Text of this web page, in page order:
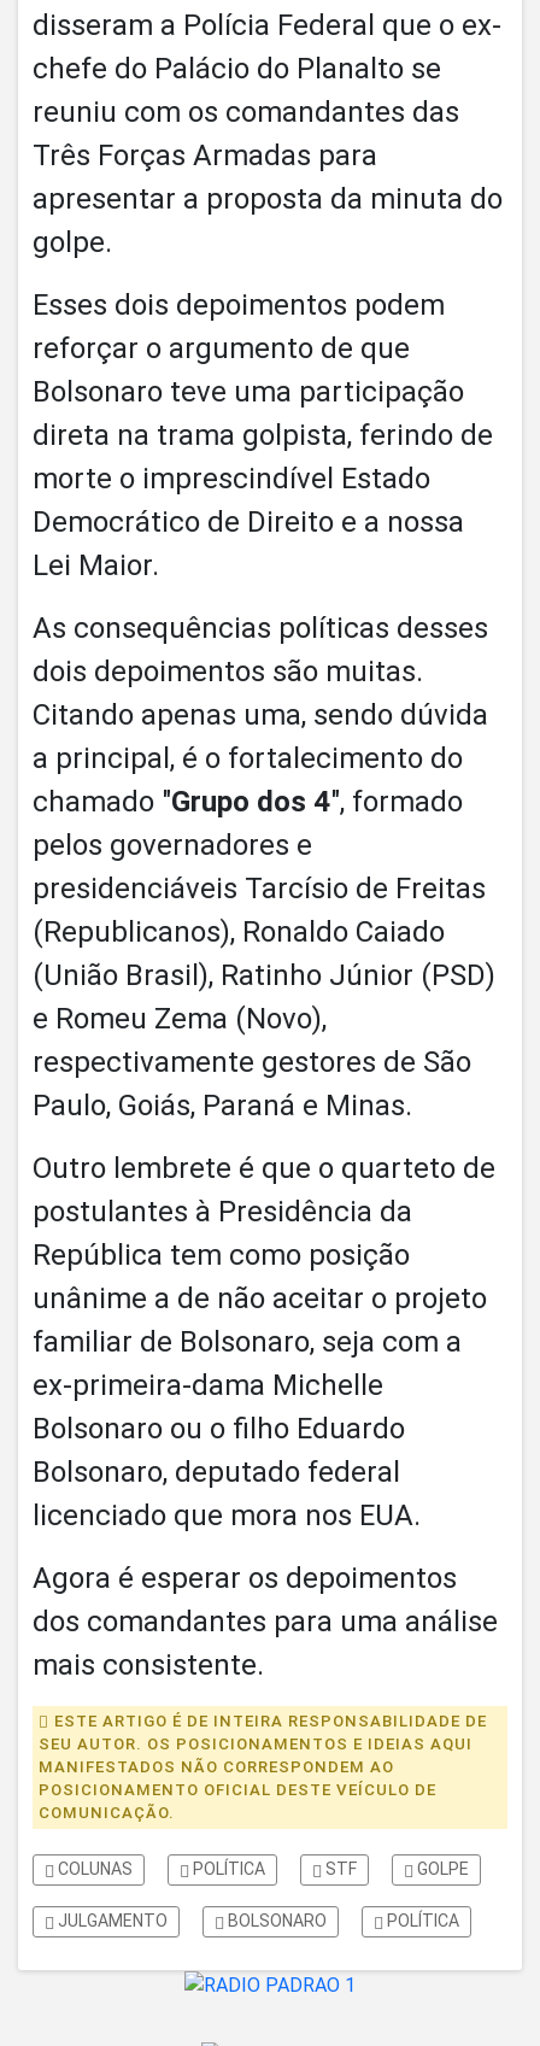
disseram a Polícia Federal que o ex-
chefe do Palácio do Planalto se
reuniu com os comandantes das
Três Forças Armadas para
apresentar a proposta da minuta do
golpe.
Esses dois depoimentos podem
reforçar o argumento de que
Bolsonaro teve uma participação
direta na trama golpista, ferindo de
morte o imprescindível Estado
Democrático de Direito e a nossa
Lei Maior.
As consequências políticas desses
dois depoimentos são muitas.
Citando apenas uma, sendo dúvida
a principal, é o fortalecimento do
chamado "Grupo dos 4", formado
pelos governadores e
presidenciáveis Tarcísio de Freitas
(Republicanos), Ronaldo Caiado
(União Brasil), Ratinho Júnior (PSD)
e Romeu Zema (Novo),
respectivamente gestores de São
Paulo, Goiás, Paraná e Minas.
Outro lembrete é que o quarteto de
postulantes à Presidência da
República tem como posição
unânime a de não aceitar o projeto
familiar de Bolsonaro, seja com a
ex-primeira-dama Michelle
Bolsonaro ou o filho Eduardo
Bolsonaro, deputado federal
licenciado que mora nos EUA.
Agora é esperar os depoimentos
dos comandantes para uma análise
mais consistente.
ESTE ARTIGO É DE INTEIRA RESPONSABILIDADE DE
SEU AUTOR. OS POSICIONAMENTOS E IDEIAS AQUI
MANIFESTADOS NÃO CORRESPONDEM AO
POSICIONAMENTO OFICIAL DESTE VEÍCULO DE
COMUNICAÇÃO.
COLUNAS POLÍTICA STF GOLPE
JULGAMENTO BOLSONARO POLÍTICA